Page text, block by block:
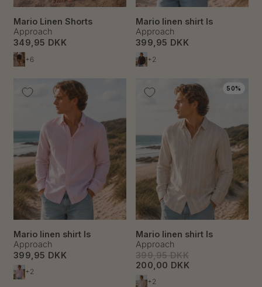
Mario Linen Shorts
349,95 DKK
Approach
+6
Mario linen shirt ls
399,95 DKK
Approach
+2
Mario linen shirt ls
399,95 DKK
Approach
+2
50%
Mario linen shirt ls
399,95 DKK
200,00 DKK
Approach
+2